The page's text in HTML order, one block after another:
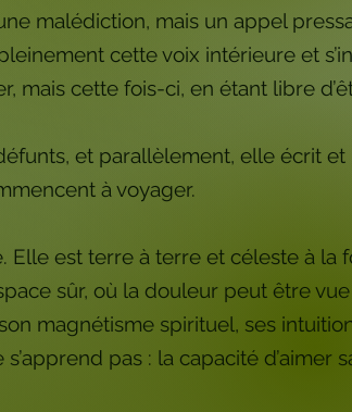
malédiction, mais un appel
cette voix intérieure et
mais cette fois-ci, en étant libre
et parallèlement, elle écrit
à voyager.
Elle est terre à terre et céleste à la
sûr, où la douleur peut être
magnétisme spirituel, ses
pas : la capacité d’aimer